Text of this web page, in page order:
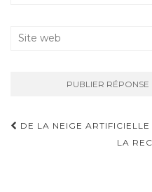
Navigation
DE LA NEIGE
LA